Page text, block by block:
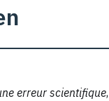
erreur scientifique